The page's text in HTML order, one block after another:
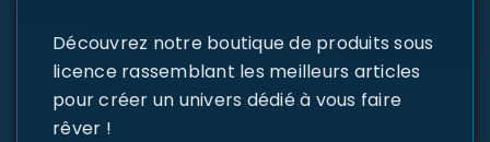
Découvrez notre boutique de produits sous
licence rassemblant les meilleurs articles
pour créer un univers dédié à vous faire
rêver !